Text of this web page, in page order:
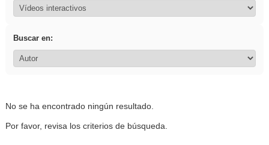
Buscar en:
No se ha encontrado ningún resultado.
Por favor, revisa los criterios de búsqueda.